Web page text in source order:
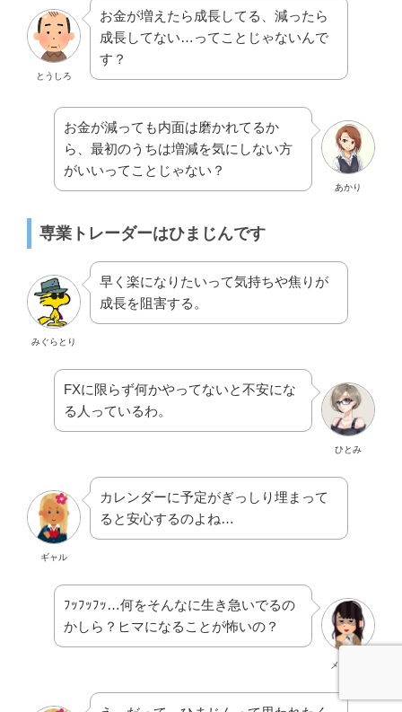
とうしろ
お金が増えたら成長してる、減ったら
成長してない…ってことじゃないんで
す？
あかり
お金が減っても内面は磨かれてるか
ら、最初のうちは増減を気にしない方
がいいってことじゃない？
専業トレーダーはひまじんです
みぐらとり
早く楽になりたいって気持ちや焦りが
成長を阻害する。
ひとみ
FXに限らず何かやってないと不安にな
る人っているわ。
ギャル
カレンダーに予定がぎっしり埋まって
ると安心するのよね…
メンヘラ
ﾌｯﾌｯﾌｯ…何をそんなに生き急いでるの
かしら？ヒマになることが怖いの？